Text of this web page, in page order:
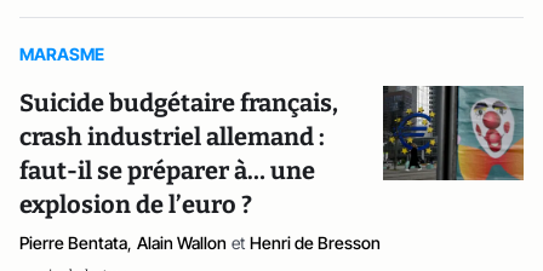
MARASME
Suicide budgétaire français,
crash industriel allemand :
faut-il se préparer à… une
explosion de l’euro ?
Pierre Bentata, Alain Wallon et Henri de Bresson